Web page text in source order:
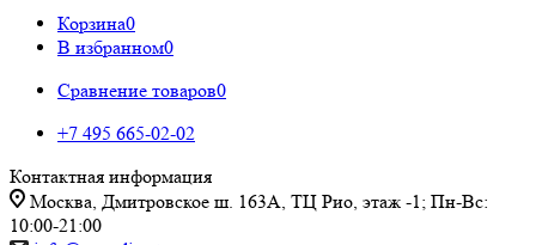
Корзина0
В избранном0
Сравнение товаров0
+7 495 665-02-02
Контактная информация
Москва, Дмитровское ш. 163А, ТЦ Рио, этаж -1; Пн-Вс:
10:00-21:00